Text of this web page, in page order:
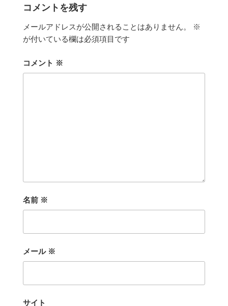
コメントを残す
メールアドレスが公開されることはありません。
※
が付いている欄は必須項目です
コメント ※
名前 ※
メール ※
サイト